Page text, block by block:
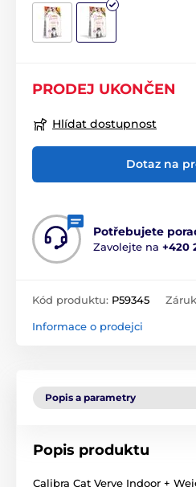
PRODEJ UKONČEN
Hlídat dostupnost
Dotaz na
Potřebujete
Zavolejte na +420
Kód produktu: P59345
Informace o prodejci
Popis a parametry
Popis produktu
Calibra Cat Verve Indoor +